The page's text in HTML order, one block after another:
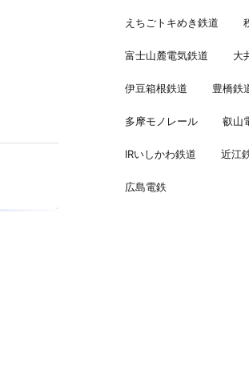
えちごトキめき鉄道
富士山麓電気鉄道 大
伊豆箱根鉄道 豊橋鉄
多摩モノレール 叡山
IRいしかわ鉄道 近江
広島電鉄